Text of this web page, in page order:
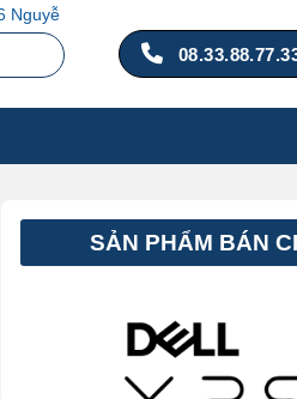
TP. Hồ Chí Minh
SẢN PHẨM BÁN